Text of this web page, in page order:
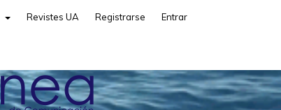
Revistes UA Registrarse Entrar